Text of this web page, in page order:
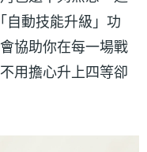
自動技能升級」功
協助你在每一場戰
用擔心升上四等卻